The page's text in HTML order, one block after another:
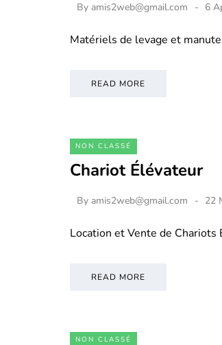
By amis2web@gmail.com 6
Matériels de levage et
READ MORE
NON CLASSÉ
Chariot Élévateur
By amis2web@gmail.com 22
Location et Vente de
READ MORE
NON CLASSÉ